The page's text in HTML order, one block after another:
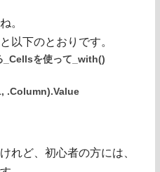
。
以下のとおりです。
_Cellsを使って_with()
れど、初心者の方には、